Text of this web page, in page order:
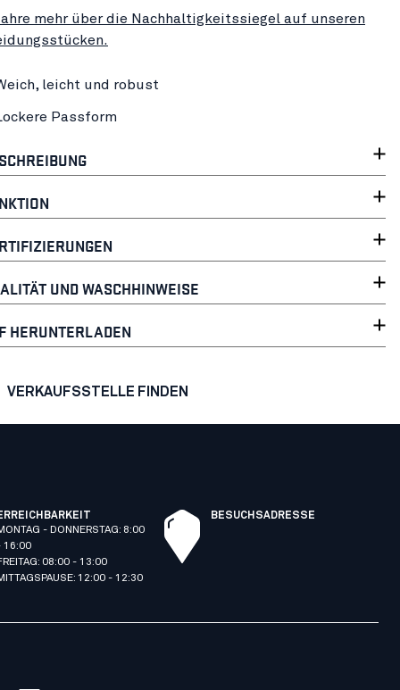
mehr über die Nachhaltigkeitssiegel auf unseren
leicht und robust
Passform
UND WASCHHINWEISE
HERUNTERLADEN
VERKAUFSSTELLE FINDEN
- DONNERSTAG: 8:00
16:00
08:00 - 13:00
12:00 - 12:30
BESUCHSADRESSE